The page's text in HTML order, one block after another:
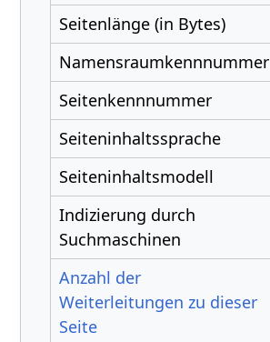
Seitenlänge (in Bytes)
Namensraumkennnummer
Seitenkennnummer
Seiteninhaltssprache
Seiteninhaltsmodell
Indizierung durch
Suchmaschinen
Anzahl der
Weiterleitungen zu dieser
Seite